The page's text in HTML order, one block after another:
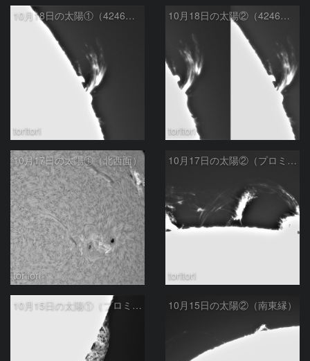
10月18日の太陽①（4246プロミネンス ）
toritori
10月18日の太陽②（4246プロミネンス 時間変化）
toritori
10月17日の太陽①（北西面）
toritori
10月17日の太陽②（プロミネンス 西縁）
toritori
10月15日の太陽①（プロミネンス 南西縁） 10月15日の太陽②（南東縁）